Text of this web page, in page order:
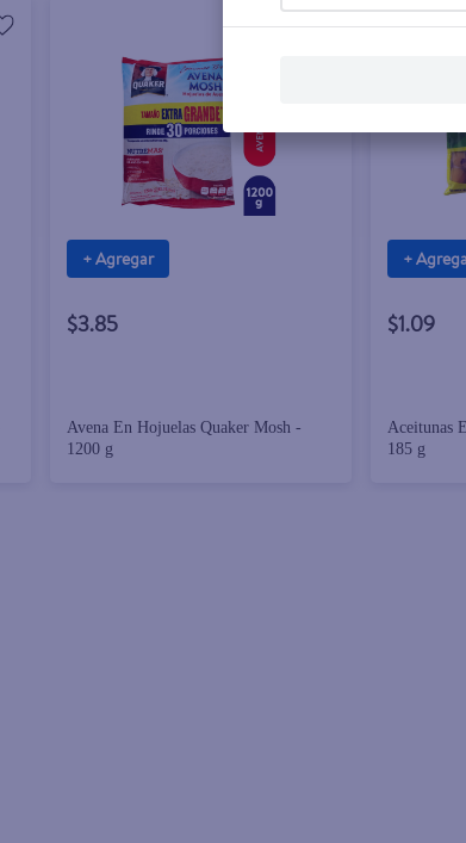
+ Agregar
$3.85
Avena En Hojuelas Quaker Mosh -
1200 g
+
$1.09
Aceitunas
185 g